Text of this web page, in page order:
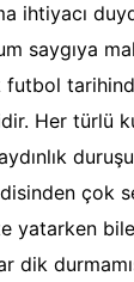
ihtiyacı
saygıya
futbol
Her türlü
çok
yatarken
dik